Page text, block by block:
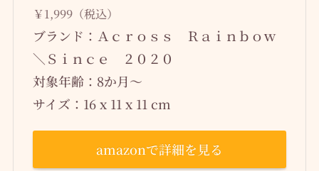
￥1,999（税込）
ブランド：Ａｃｒｏｓｓ Ｒａｉｎｂｏｗ
＼Ｓｉｎｃｅ ２０２０
対象年齢：8か月～
サイズ：16 x 11 x 11 cm
amazonで詳細を見る